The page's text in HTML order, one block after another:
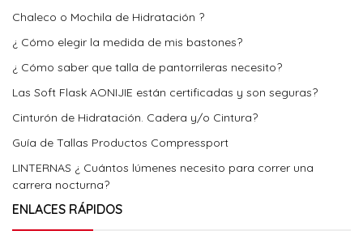
Chaleco o Mochila de Hidratación ?
¿ Cómo elegir la medida de mis bastones?
¿ Cómo saber que talla de pantorrileras necesito?
Las Soft Flask AONIJIE están certificadas y son seguras?
Cinturón de Hidratación. Cadera y/o Cintura?
Guía de Tallas Productos Compressport
LINTERNAS ¿ Cuántos lúmenes necesito para correr una
carrera nocturna?
ENLACES RÁPIDOS